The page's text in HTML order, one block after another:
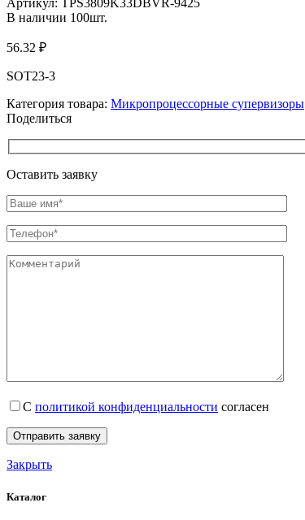
В наличии 100шт.
56.32 ₽
SOT23-3
Категория товара: Микропроцессорные супервизоры
Поделиться
Оставить заявку
С политикой конфиденциальности согласен
Закрыть
Каталог